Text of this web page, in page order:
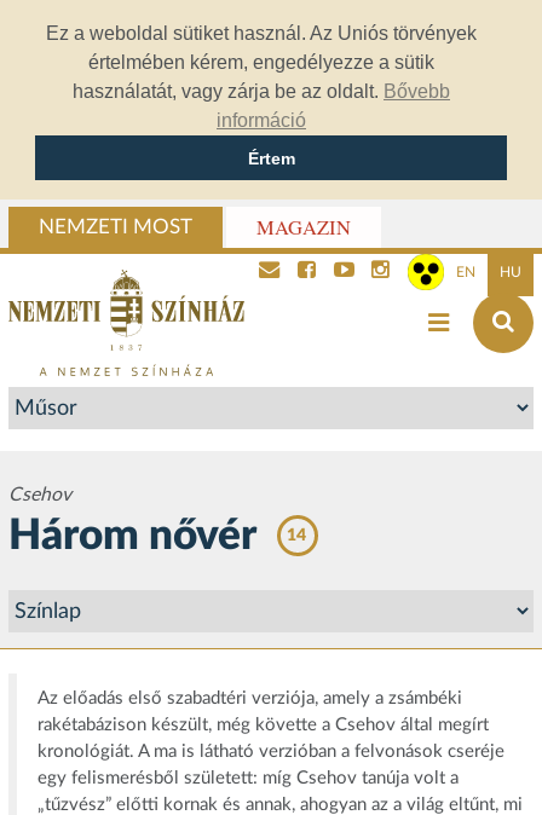
Ez a weboldal sütiket használ. Az Uniós törvények
értelmében kérem, engedélyezze a sütik
használatát, vagy zárja be az oldalt. Bővebb
információ
Értem
NEMZETI MOST MAGAZIN
EN HU
Csehov
Három nővér 14
Az előadás első szabadtéri verziója, amely a zsámbéki
rakétabázison készült, még követte a Csehov által megírt
kronológiát. A ma is látható verzióban a felvonások cseréje
egy felismerésből született: míg Csehov tanúja volt a
„tűzvész” előtti kornak és annak, ahogyan az a világ eltűnt, mi